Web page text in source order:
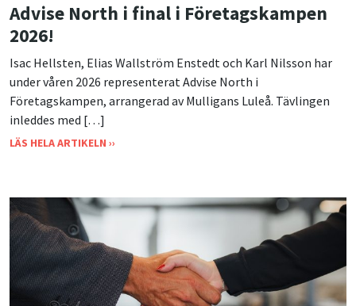
Advise North i final i Företagskampen
2026!
Isac Hellsten, Elias Wallström Enstedt och Karl Nilsson har
under våren 2026 representerat Advise North i
Företagskampen, arrangerad av Mulligans Luleå. Tävlingen
inleddes med […]
LÄS HELA ARTIKELN ››